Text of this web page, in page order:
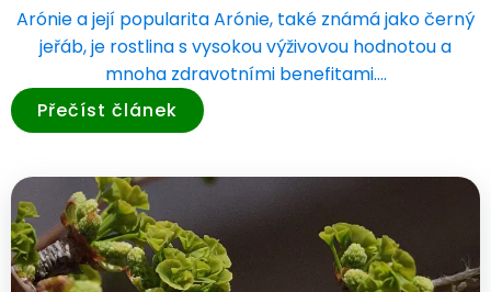
Arónie a její popularita Arónie, také známá jako černý
jeřáb, je rostlina s vysokou výživovou hodnotou a
mnoha zdravotními benefitami.…
Přečíst článek